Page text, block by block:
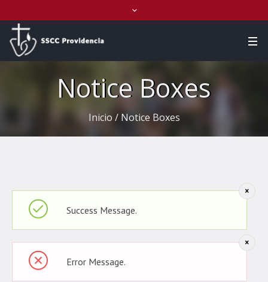
Notice Boxes
Inicio / Notice Boxes
Success Message.
Error Message.